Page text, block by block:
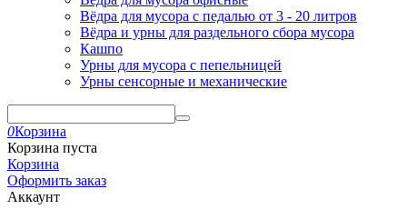
Вёдра для мусора с педалью от 3 - 20 литров
Вёдра и урны для раздельного сбора мусора
Кашпо
Урны для мусора с пепельницей
Урны сенсорные и механические
0Корзина
Корзина пуста
Корзина
Оформить заказ
Аккаунт